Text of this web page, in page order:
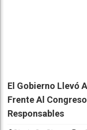
El Gobierno Llevó
Frente Al
Responsables